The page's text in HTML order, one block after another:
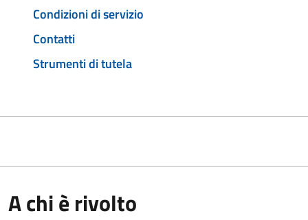
Condizioni di servizio
Contatti
Strumenti di tutela
A chi è rivolto